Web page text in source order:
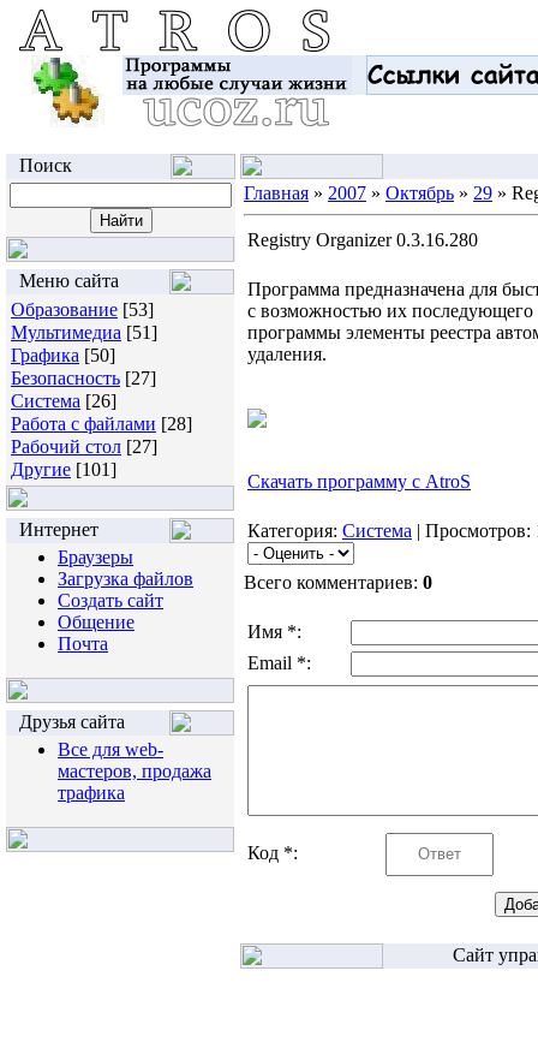
Поиск
Меню сайта
Образование [53]
Мультимедиа [51]
Графика [50]
Безопасность [27]
Система [26]
Работа с файлами [28]
Рабочий стол [27]
Другие [101]
Интернет
Браузеры
Загрузка файлов
Создать сайт
Общение
Почта
Друзья сайта
Все для web-
мастеров, продажа
трафика
Главная » 2007 » Октябрь » 29 »
Registry Organizer 0.3.16.280
Программа предназначена для
с возможностью их
программы элементы реестра
удаления.
Скачать программу с AtroS
Категория: Система |
Всего комментариев: 0
Имя *:
Email *:
Код *:
Сайт